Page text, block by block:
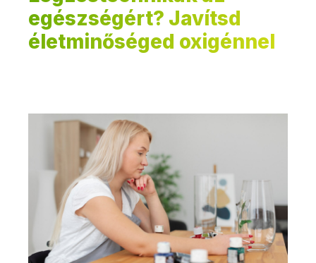
egészségért? Javítsd
életminőséged oxigénnel